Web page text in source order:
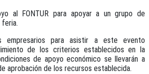
al FONTUR para apoyar a un grupo de
feria.
empresarios para asistir a este evento
de los criterios establecidos en la
de apoyo económico se llevarán a
aprobación de los recursos establecida.